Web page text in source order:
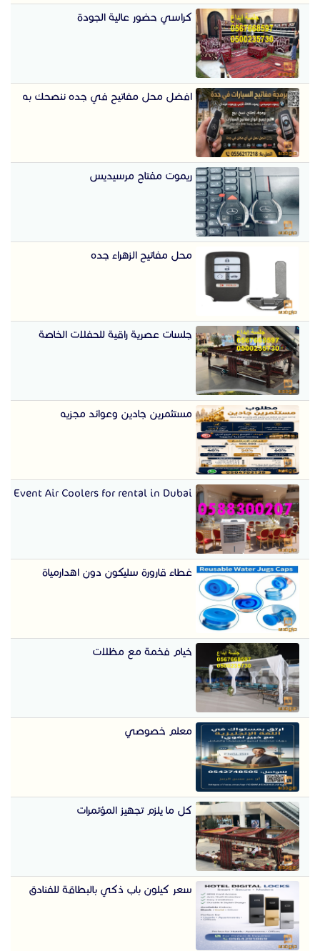
كراسي حضور عالية الجودة
افضل محل مفاتيح في جده ننصحك به
ريموت مفتاح مرسيديس
محل مفاتيح الزهراء جده
جلسات عصرية راقية للحفلات الخاصة
مستثمرين جادين وعوائد مجزيه
Event Air Coolers for rental in Dubai
غطاء قارورة سليكون دون اهدارمياة
خيام فخمة مع مظلات
معلم خصوصي
كل ما يلزم تجهيز المؤتمرات
سعر كيلون باب ذكي بالبطاقة للفنادق